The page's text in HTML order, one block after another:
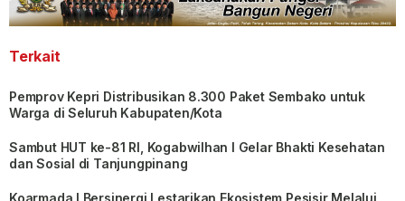
Terkait
Pemprov Kepri Distribusikan 8.300 Paket Sembako untuk
Warga di Seluruh Kabupaten/Kota
Sambut HUT ke-81 RI, Kogabwilhan I Gelar Bhakti Kesehatan
dan Sosial di Tanjungpinang
Koarmada I Bersinergi Lestarikan Ekosistem Pesisir Melalui